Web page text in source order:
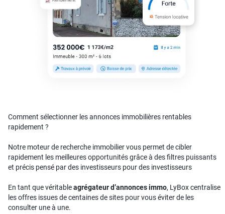
Comment sélectionner les annonces immobilières rentables
rapidement ?
Notre moteur de recherche immobilier vous permet de cibler
rapidement les meilleures opportunités grâce à des filtres puissants
et précis pensé par des investisseurs pour des investisseurs
En tant que véritableagrégateur d’annonces immo, LyBox centralise
les offres issues de centaines de sites pour vous éviter de les
consulter une à une.